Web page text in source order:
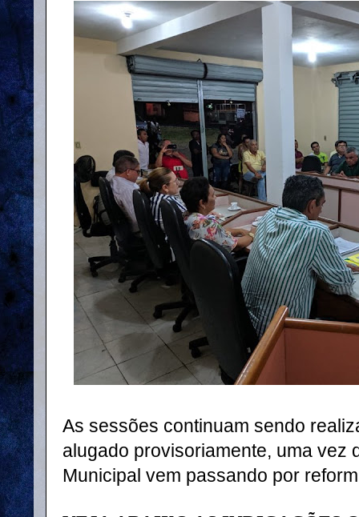
As sessões continuam sendo
alugado provisoriamente, uma vez
Municipal vem passando por